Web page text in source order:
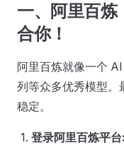
一、阿里百炼
合你！
阿里百炼就像一个
列等众多优秀模型。
稳定。
登录阿里百炼平台: